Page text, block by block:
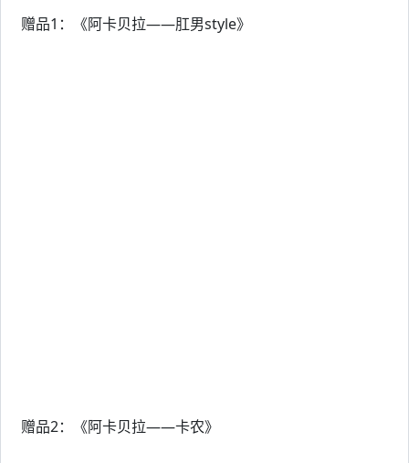
赠品1：《阿卡贝拉——肛男style》
赠品2：《阿卡贝拉——卡农》